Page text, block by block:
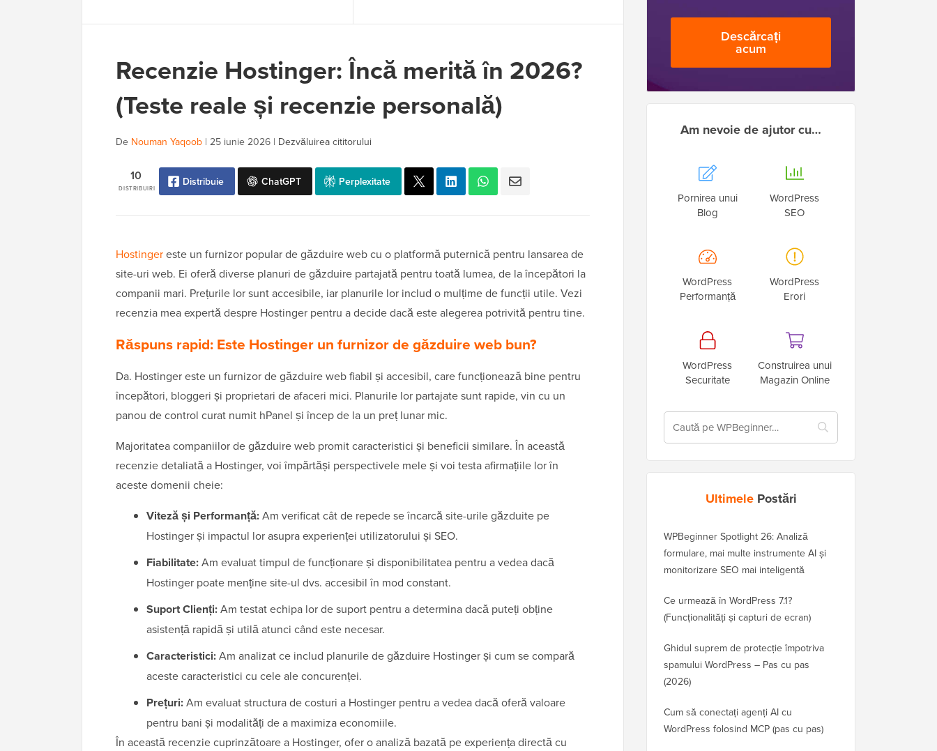
Recenzie Hostinger: Încă merită în 2026?
(Teste reale și recenzie personală)
De Nouman Yaqoob | 25 iunie 2026 | Dezvăluirea cititorului
DISTRIBUIRI
10 Distribuie ChatGPT Perplexitate
Hostingereste un furnizor popular de găzduire web cu o platformă puternică pentru lansarea de
site-uri web. Ei oferă diverse planuri de găzduire partajată pentru toată lumea, de la începători la
companii mari. Prețurile lor sunt accesibile, iar planurile lor includ o mulțime de funcții utile. Vezi
recenzia mea expertă despre Hostinger pentru a decide dacă este alegerea potrivită pentru tine.
Răspuns rapid: Este Hostinger un furnizor de găzduire web bun?
Da. Hostinger este un furnizor de găzduire web fiabil și accesibil, care funcționează bine pentru
începători, bloggeri și proprietari de afaceri mici. Planurile lor partajate sunt rapide, vin cu un
panou de control curat numit hPanel și încep de la un preț lunar mic.
Majoritatea companiilor de găzduire web promit caracteristici și beneficii similare. În această
recenzie detaliată a Hostinger, voi împărtăși perspectivele mele și voi testa afirmațiile lor în
aceste domenii cheie:
Viteză și Performanță:Am verificat cât de repede se încarcă site-urile găzduite pe
Hostinger și impactul lor asupra experienței utilizatorului și SEO.
Fiabilitate:Am evaluat timpul de funcționare și disponibilitatea pentru a vedea dacă
Hostinger poate menține site-ul dvs. accesibil în mod constant.
Suport Clienți:Am testat echipa lor de suport pentru a determina dacă puteți obține
asistență rapidă și utilă atunci când este necesar.
Caracteristici:Am analizat ce includ planurile de găzduire Hostinger și cum se compară
aceste caracteristici cu cele ale concurenței.
Prețuri:Am evaluat structura de costuri a Hostinger pentru a vedea dacă oferă valoare
pentru bani și modalități de a maximiza economiile.
În această recenzie cuprinzătoare a Hostinger, ofer o analiză bazată pe experiența directă cu
Descărcați
acum
Am nevoie de ajutor cu…
Pornirea unui
Blog
WordPress
SEO
WordPress
Performanță
WordPress
Erori
WordPress
Securitate
Construirea unui
Magazin Online
UltimelePostări
WPBeginner Spotlight 26: Analiză
formulare, mai multe instrumente AI și
monitorizare SEO mai inteligentă
Ce urmează în WordPress 7.1?
(Funcționalități și capturi de ecran)
Ghidul suprem de protecție împotriva
spamului WordPress – Pas cu pas
(2026)
Cum să conectați agenți AI cu
WordPress folosind MCP (pas cu pas)